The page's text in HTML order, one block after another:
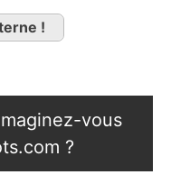
!
vous
?